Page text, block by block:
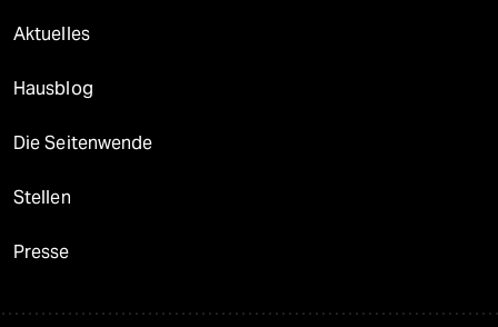
Aktuelles
Hausblog
Die Seitenwende
Stellen
Presse